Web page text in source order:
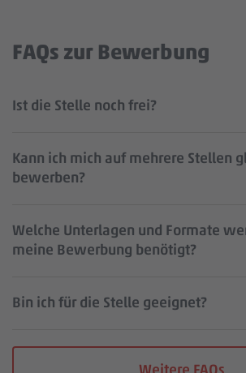
FAQs zur Bewerbung
Ist die Stelle noch frei?
Kann ich mich auf mehrere Stellen
bewerben?
Welche Unterlagen und Formate
meine Bewerbung benötigt?
Bin ich für die Stelle geeignet?